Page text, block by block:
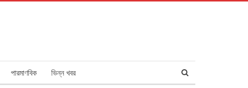
পারমাণবিক ভিন্ন খবর